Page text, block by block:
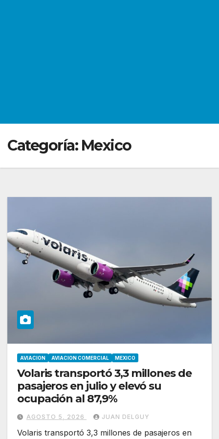
Categoría: Mexico
AVIACION AVIACION COMERCIAL MEXICO
Volaris transportó 3,3 millones de
pasajeros en julio y elevó su
ocupación al 87,9%
AGOSTO 5, 2026 JUAN DELGUY
Volaris transportó 3,3 millones de pasajeros en